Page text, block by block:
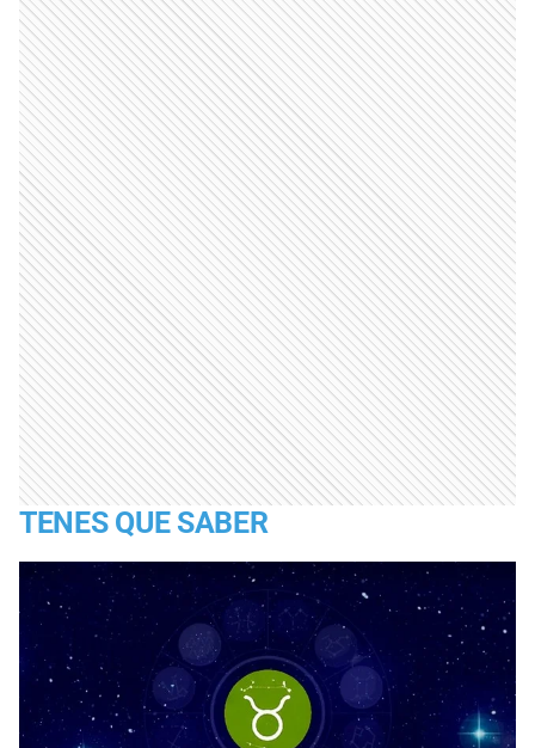
TENES QUE SABER